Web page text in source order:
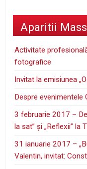
Aparitii
Activitate
fotografice
Invitat la emisiunea
Despre evenimentele
3 februarie 2017 –
la sat” şi „Reflexii” la
31 ianuarie 2017 –
Valentin, invitat: